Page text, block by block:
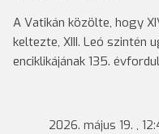
A Vatikán közölte, hogy
keltezte, XIII. Leó szintén
enciklikájának 135.
2026. május 19. ,